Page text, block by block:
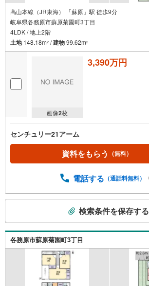
高山本線（JR東海） 「蘇原」駅 徒歩9分
岐阜県各務原市蘇原菊園町3丁目
4LDK / 地上2階
土地148.18m2 /建物99.62m2
画像2枚
3,390万円
センチュリー21アーム
資料をもらう （無料）
電話する （通話料無料）
検
索
条
検索条件を保存する
各務原市蘇原菊園町3丁目